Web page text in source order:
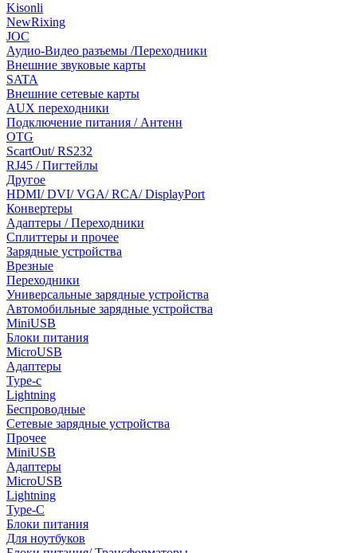
Kisonli
NewRixing
JOC
Аудио-Видео разъемы /Переходники
Внешние звуковые карты
SATA
Внешние сетевые карты
AUX переходники
Подключение питания / Антенн
OTG
ScartOut/ RS232
RJ45 / Пигтейлы
Другое
HDMI/ DVI/ VGA/ RCA/ DisplayPort
Конвертеры
Адаптеры / Переходники
Сплиттеры и прочее
Зарядные устройства
Врезные
Переходники
Универсальные зарядные устройства
Автомобильные зарядные устройства
MiniUSB
Блоки питания
MicroUSB
Адаптеры
Type-c
Lightning
Беспроводные
Сетевые зарядные устройства
Прочее
MiniUSB
Адаптеры
MicroUSB
Lightning
Type-C
Блоки питания
Для ноутбуков